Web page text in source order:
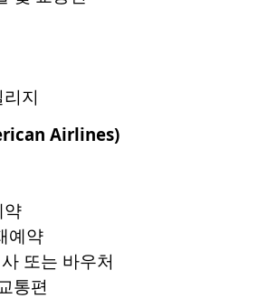
지
Airlines)
약
예약
또는 바우처
통편